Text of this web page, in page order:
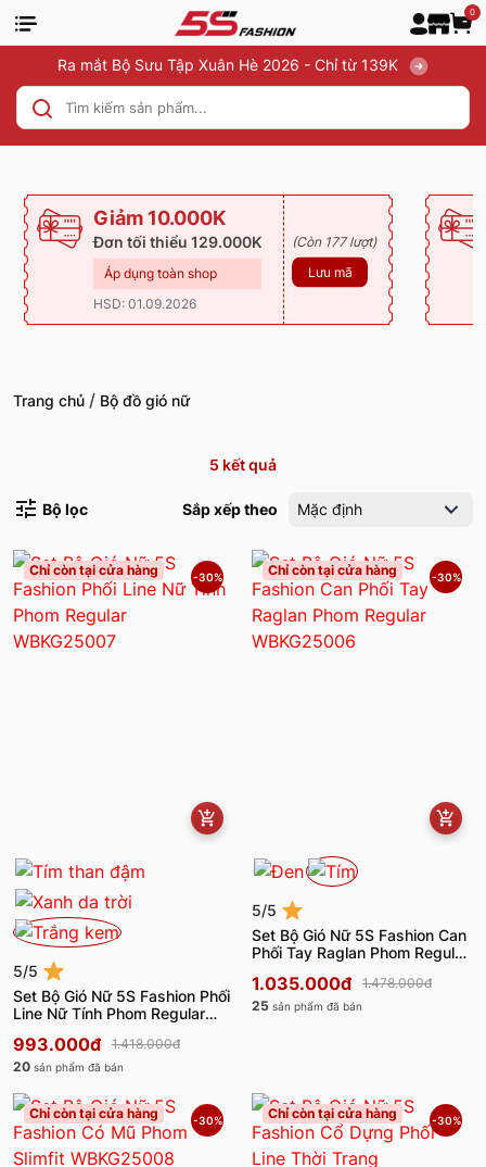
0
Ra mắt Bộ Sưu Tập Xuân Hè 2026 - Chỉ từ 139K
Giảm 10.000K
Đơn tối thiểu 129.000K
Áp dụng toàn shop
HSD: 01.09.2026
(Còn 177 lượt)
Lưu mã
Trang chủ / Bộ đồ gió nữ
5 kết quả
Bộ lọc Sắp xếp theo Mặc định
Chỉ còn tại cửa hàng -30%
5/5
Set Bộ Gió Nữ 5S Fashion Phối
Line Nữ Tính Phom Regular
993.000đ
1.418.000đ
20 sản phẩm đã bán
Chỉ còn tại cửa hàng -30%
5/5
Set Bộ Gió Nữ 5S Fashion Can
Phối Tay Raglan Phom Regular
1.035.000đ
1.478.000đ
25 sản phẩm đã bán
Chỉ còn tại cửa hàng -30% Chỉ còn tại cửa hàng -30%